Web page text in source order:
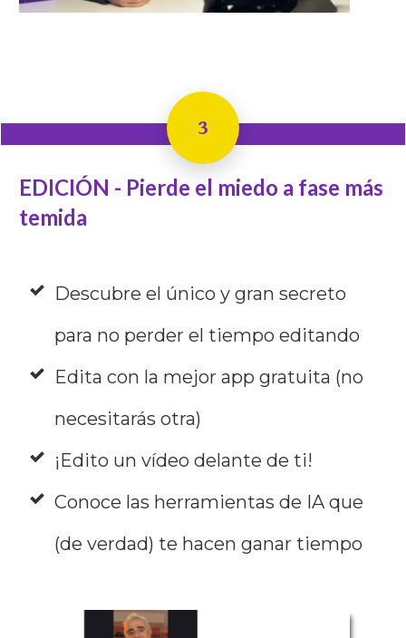
3
EDICIÓN - Pierde el miedo a fase más
temida
Descubre el único y gran secreto
para no perder el tiempo editando
Edita con la mejor app gratuita (no
necesitarás otra)
¡Edito un vídeo delante de ti!
Conoce las herramientas de IA que
(de verdad) te hacen ganar tiempo